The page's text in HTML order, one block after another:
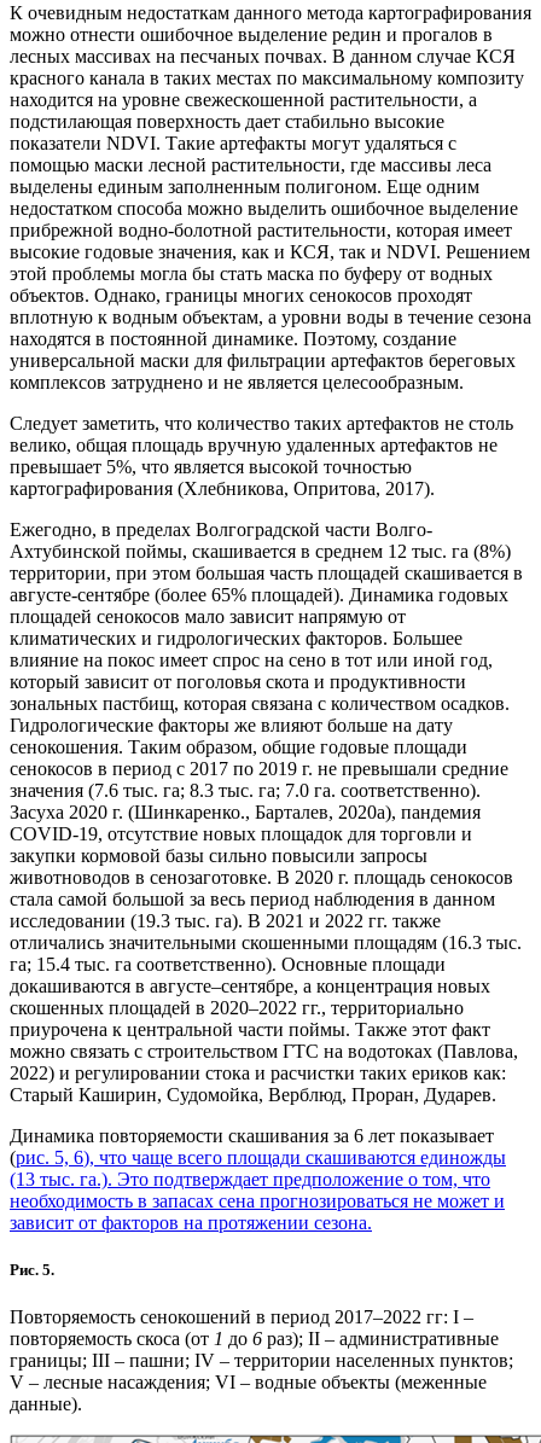
К очевидным недостаткам данного метода картографирования
можно отнести ошибочное выделение редин и прогалов в
лесных массивах на песчаных почвах. В данном случае КСЯ
красного канала в таких местах по максимальному композиту
находится на уровне свежескошенной растительности, а
подстилающая поверхность дает стабильно высокие
показатели NDVI. Такие артефакты могут удаляться с
помощью маски лесной растительности, где массивы леса
выделены единым заполненным полигоном. Еще одним
недостатком способа можно выделить ошибочное выделение
прибрежной водно-болотной растительности, которая имеет
высокие годовые значения, как и КСЯ, так и NDVI. Решением
этой проблемы могла бы стать маска по буферу от водных
объектов. Однако, границы многих сенокосов проходят
вплотную к водным объектам, а уровни воды в течение сезона
находятся в постоянной динамике. Поэтому, создание
универсальной маски для фильтрации артефактов береговых
комплексов затруднено и не является целесообразным.
Следует заметить, что количество таких артефактов не столь
велико, общая площадь вручную удаленных артефактов не
превышает 5%, что является высокой точностью
картографирования (Хлебникова, Опритова, 2017).
Ежегодно, в пределах Волгоградской части Волго-
Ахтубинской поймы, скашивается в среднем 12 тыс. га (8%)
территории, при этом большая часть площадей скашивается в
августе-сентябре (более 65% площадей). Динамика годовых
площадей сенокосов мало зависит напрямую от
климатических и гидрологических факторов. Большее
влияние на покос имеет спрос на сено в тот или иной год,
который зависит от поголовья скота и продуктивности
зональных пастбищ, которая связана с количеством осадков.
Гидрологические факторы же влияют больше на дату
сенокошения. Таким образом, общие годовые площади
сенокосов в период с 2017 по 2019 г. не превышали средние
значения (7.6 тыс. га; 8.3 тыс. га; 7.0 га. соответственно).
Засуха 2020 г. (Шинкаренко., Барталев, 2020а), пандемия
COVID-19, отсутствие новых площадок для торговли и
закупки кормовой базы сильно повысили запросы
животноводов в сенозаготовке. В 2020 г. площадь сенокосов
стала самой большой за весь период наблюдения в данном
исследовании (19.3 тыс. га). В 2021 и 2022 гг. также
отличались значительными скошенными площадям (16.3 тыс.
га; 15.4 тыс. га соответственно). Основные площади
докашиваются в августе–сентябре, а концентрация новых
скошенных площадей в 2020–2022 гг., территориально
приурочена к центральной части поймы. Также этот факт
можно связать с строительством ГТС на водотоках (Павлова,
2022) и регулировании стока и расчистки таких ериков как:
Старый Каширин, Судомойка, Верблюд, Проран, Дударев.
Динамика повторяемости скашивания за 6 лет показывает
(рис. 5, 6), что чаще всего площади скашиваются единожды
(13 тыс. га.). Это подтверждает предположение о том, что
необходимость в запасах сена прогнозироваться не может и
зависит от факторов на протяжении сезона.
Рис. 5.
Повторяемость сенокошений в период 2017–2022 гг: I –
повторяемость скоса (от 1 до 6 раз); II – административные
границы; III – пашни; IV – территории населенных пунктов;
V – лесные насаждения; VI – водные объекты (меженные
данные).